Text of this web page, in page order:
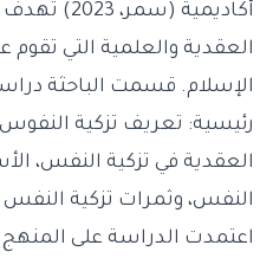
أكاديمية
العقدية والعلمية التي تقوم
الإسلام. قسمت الباحثة
رئيسية: تعريف تزكية
العقدية في تزكية النفس،
النفس، وثمرات تزكية
اعتمدت الدراسة على المنهج